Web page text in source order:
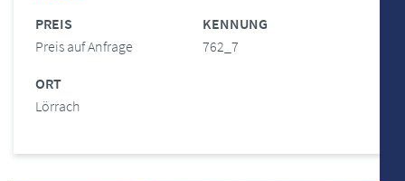
PREIS
Preis auf Anfrage
KENNUNG
762_7
ORT
Lörrach